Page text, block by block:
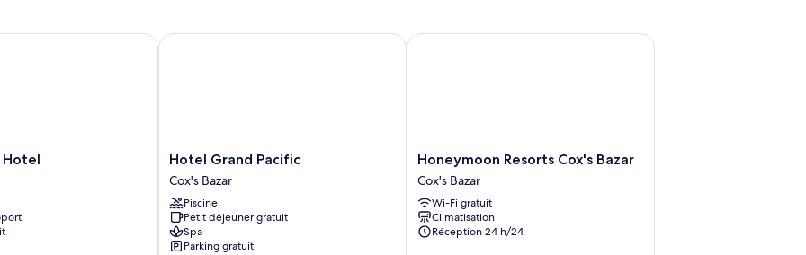
Chambre
Hotel
Hotel
Grand
Pacific
Cox's
Bazar
Hotel Grand Pacific
Cox's Bazar
Piscine
Petit déjeuner gratuit
Spa
Parking gratuit
Hotel Grand Pacific
Honeymoon
Resorts
Cox's
Bazar
Cox's
Bazar
Honeymoon Resorts Cox's Bazar
Cox's Bazar
Wi-Fi gratuit
Climatisation
Réception 24 h/24
Honeymoon Resorts Cox's Bazar